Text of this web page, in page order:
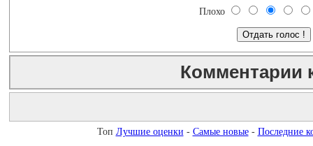
Плохо
Комментарии
Незарегистрированным пользователям комментарии не
Топ Лучшие оценки - Самые новые- Последние